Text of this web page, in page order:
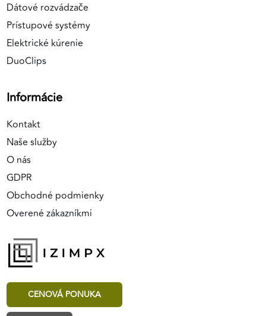
Dátové rozvádzače
Prístupové systémy
Elektrické kúrenie
DuoClips
Informácie
Kontakt
Naše služby
O nás
GDPR
Obchodné podmienky
Overené zákazníkmi
CENOVÁ PONUKA